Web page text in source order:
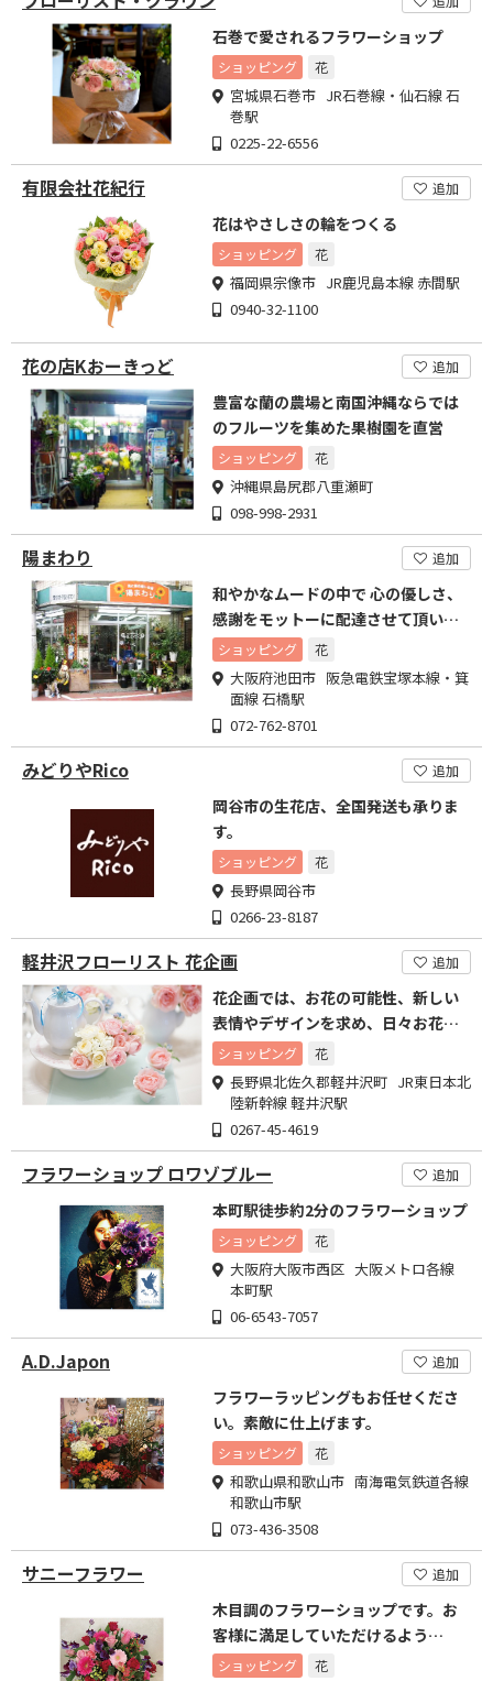
石巻で愛されるフラワーショップ
ショッピング 花
宮城県石巻市 JR石巻線・仙石線 石
巻駅
0225-22-6556
有限会社花紀行 追加
花はやさしさの輪をつくる
ショッピング 花
福岡県宗像市 JR鹿児島本線 赤間駅
0940-32-1100
花の店Kおーきっど 追加
豊富な蘭の農場と南国沖縄ならでは
のフルーツを集めた果樹園を直営
ショッピング 花
沖縄県島尻郡八重瀬町
098-998-2931
陽まわり 追加
和やかなムードの中で 心の優しさ、
感謝をモットーに配達させて頂いて
います
ショッピング 花
大阪府池田市 阪急電鉄宝塚本線・箕
面線 石橋駅
072-762-8701
みどりやRico 追加
岡谷市の生花店、全国発送も承りま
す。
ショッピング 花
長野県岡谷市
0266-23-8187
軽井沢フローリスト 花企画 追加
花企画では、お花の可能性、新しい
表情やデザインを求め、日々お花と
向き合っています。
ショッピング 花
長野県北佐久郡軽井沢町 JR東日本北
陸新幹線 軽井沢駅
0267-45-4619
フラワーショップ ロワゾブルー 追加
本町駅徒歩約2分のフラワーショップ
ショッピング 花
大阪府大阪市西区 大阪メトロ各線
本町駅
06-6543-7057
A.D.Japon 追加
フラワーラッピングもお任せくださ
い。素敵に仕上げます。
ショッピング 花
和歌山県和歌山市 南海電気鉄道各線
和歌山市駅
073-436-3508
サニーフラワー 追加
木目調のフラワーショップです。お
客様に満足していただけるよう
日々、頑張ります
ショッピング 花